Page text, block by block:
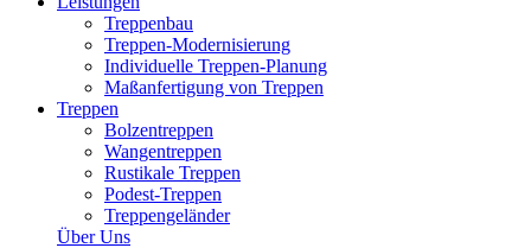
Treppenbau
Treppen-Modernisierung
Individuelle Treppen-Planung
Maßanfertigung von Treppen
Treppen
Bolzentreppen
Wangentreppen
Rustikale Treppen
Podest-Treppen
Treppengeländer
Über Uns